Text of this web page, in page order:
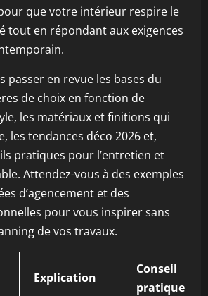
que votre intérieur respire le
tout en répondant aux exigences
passer en revue les bases du
de choix en fonction de
les matériaux et finitions qui
les tendances déco 2026 et,
pratiques pour l’entretien et
Attendez-vous à des exemples
d’agencement et des
pour vous inspirer sans
de vos travaux.
Explication
Conseil
pratique